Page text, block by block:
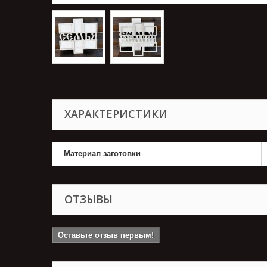
ХАРАКТЕРИСТИКИ
Материал заготовки
ОТЗЫВЫ
Оставьте отзыв первым!